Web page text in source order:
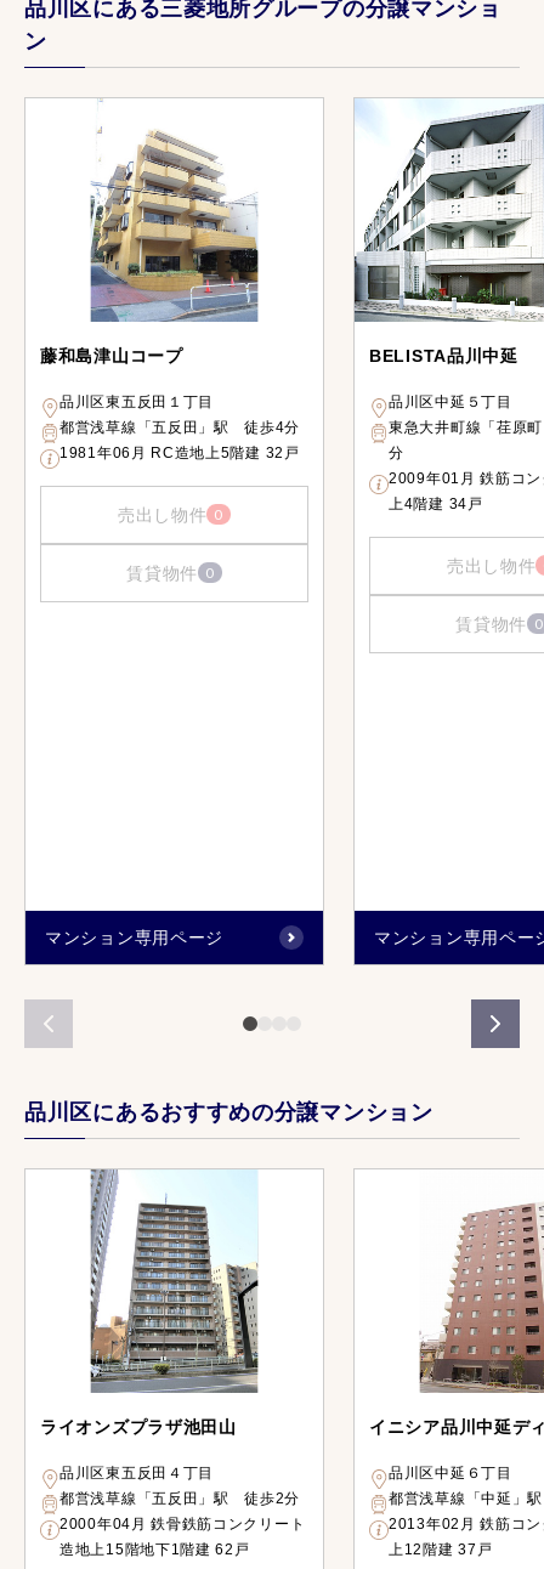
品川区にある三菱地所グループの分譲マンショ
ン
藤和島津山コープ
品川区東五反田１丁目
都営浅草線「五反田」駅 徒歩4分
1981年06月 RC造地上5階建 32戸
売出し物件 0
賃貸物件 0
マンション専用ページ
BELISTA品川中延
品川区中延５丁目
東急大井町線「荏原
分
2009年01月 鉄筋コ
上4階建 34戸
売出し物件
賃貸物件 0
マンション専用ペー
品川区にあるおすすめの分譲マンション
ライオンズプラザ池田山
品川区東五反田４丁目
都営浅草線「五反田」駅 徒歩2分
2000年04月 鉄骨鉄筋コンクリート
造地上15階地下1階建 62戸
イニシア品川中延デ
品川区中延６丁目
都営浅草線「中延」
2013年02月 鉄筋コ
上12階建 37戸